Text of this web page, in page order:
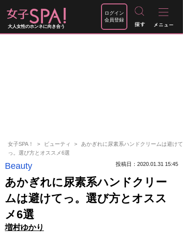
大人女性のホンネに向き合う
ログイン
会員登録
女子SPA！ ビューティ
あかぎれに尿素系ハンドクリームは避けて
っ。選び方とオススメ6選
Beauty 投稿日：2020.01.31 15:45
あかぎれに尿素系ハンドクリー
ムは避けてっ。選び方とオスス
メ6選
増村ゆかり